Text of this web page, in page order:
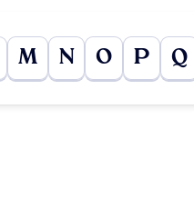
M N O P Q